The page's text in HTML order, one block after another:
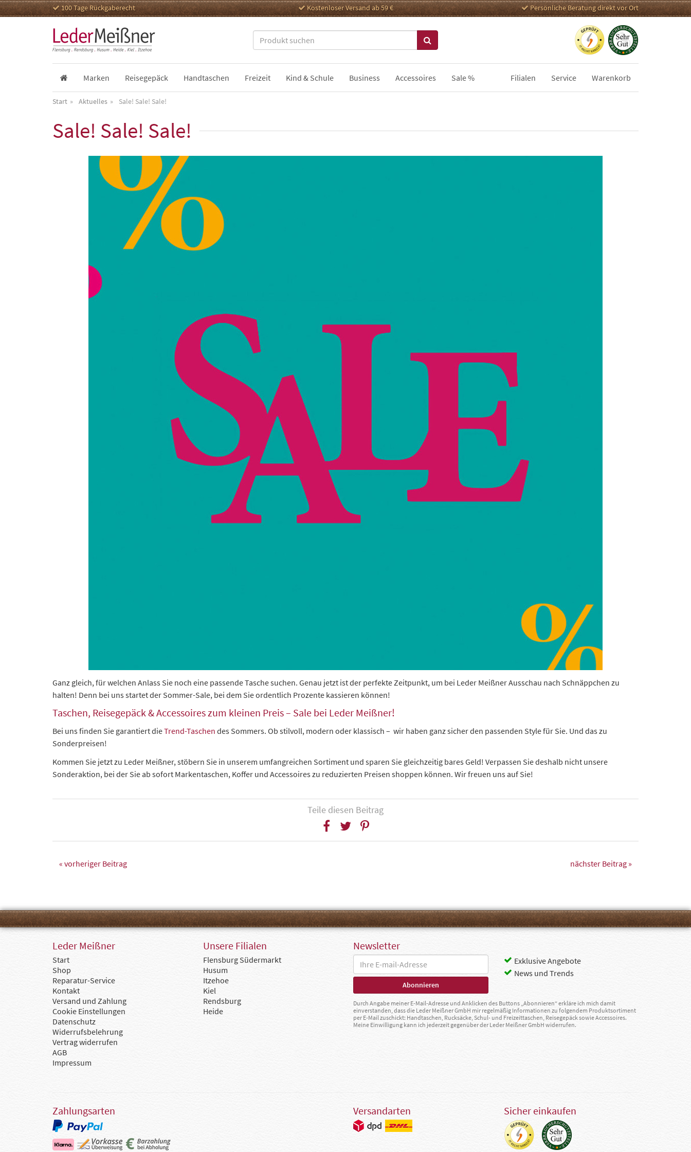
100 Tage Rückgaberecht Kostenloser Versand ab 59 € Persönliche Beratung direkt vor Ort
Marken Reisegepäck Handtaschen Freizeit Kind & Schule Business Accessoires Sale % Filialen Service Warenkorb
Start Aktuelles Sale! Sale! Sale!
Sale! Sale! Sale!
Ganz gleich, für welchen Anlass Sie noch eine passende Tasche suchen. Genau jetzt ist der perfekte Zeitpunkt, um bei Leder Meißner Ausschau nach Schnäppchen zu
halten! Denn bei uns startet der Sommer-Sale, bei dem Sie ordentlich Prozente kassieren können!
Taschen, Reisegepäck & Accessoires zum kleinen Preis – Sale bei Leder Meißner!
Bei uns finden Sie garantiert dieTrend-Taschen des Sommers. Ob stilvoll, modern oder klassisch – wir haben ganz sicher den passenden Style für Sie. Und das zu
Sonderpreisen!
Kommen Sie jetzt zu Leder Meißner, stöbern Sie in unserem umfangreichen Sortiment und sparen Sie gleichzeitig bares Geld! Verpassen Sie deshalb nicht unsere
Sonderaktion, bei der Sie ab sofort Markentaschen, Koffer und Accessoires zu reduzierten Preisen shoppen können. Wir freuen uns auf Sie!
Teile diesen Beitrag
« vorheriger Beitrag nächster Beitrag »
Leder Meißner
Start
Shop
Reparatur-Service
Kontakt
Versand und Zahlung
Cookie Einstellungen
Datenschutz
Widerrufsbelehrung
Vertrag widerrufen
AGB
Impressum
Unsere Filialen
Flensburg Südermarkt
Husum
Itzehoe
Kiel
Rendsburg
Heide
Newsletter
Exklusive Angebote
News und Trends
Durch Angabe meiner E-Mail-Adresse und Anklicken des Buttons „Abonnieren“ erkläre ich mich damit
einverstanden, dass die Leder Meißner GmbH mir regelmäßig Informationen zu folgendem Produktsortiment
per E-Mail zuschickt: Handtaschen, Rucksäcke, Schul- und Freizeittaschen, Reisegepäck sowie Accessoires.
Meine Einwilligung kann ich jederzeit gegenüber der Leder Meißner GmbH widerrufen.
Zahlungsarten Versandarten Sicher einkaufen